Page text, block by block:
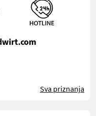
Sva priznanja